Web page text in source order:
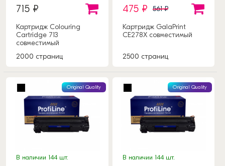
715 ₽
Картридж Colouring
Cartridge 713
совместимый
2000 страниц
475 ₽ 561 ₽
Картридж GalaPrint
CE278X совместимый
2500 страниц
Original Quality
В наличии 144 шт.
Original Quality
В наличии 144 шт.